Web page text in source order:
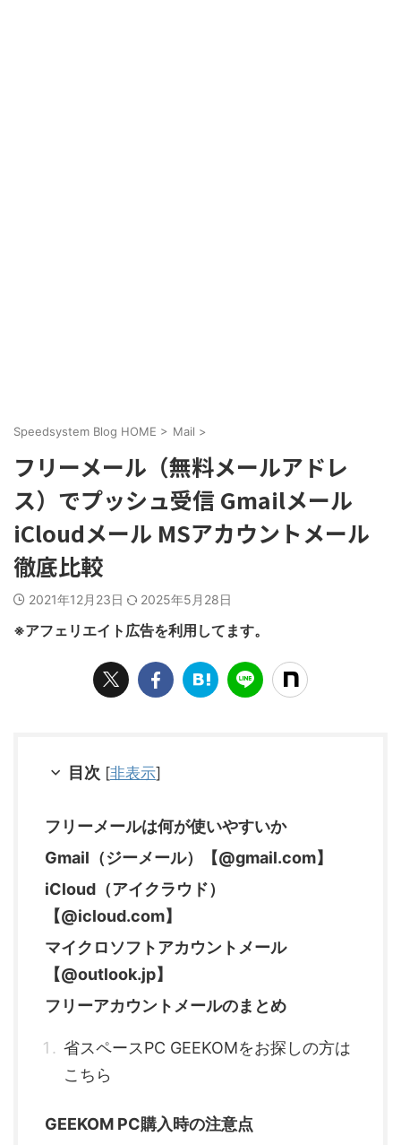
Speedsystem Blog HOME > Mail >
フリーメール（無料メールアドレ
ス）でプッシュ受信 Gmailメール
iCloudメール MSアカウントメール
徹底比較
2021年12月23日 2025年5月28日
※アフェリエイト広告を利用してます。
目次 [非表示]
フリーメールは何が使いやすいか
Gmail（ジーメール）【@gmail.com】
iCloud（アイクラウド）
【@icloud.com】
マイクロソフトアカウントメール
【@outlook.jp】
フリーアカウントメールのまとめ
省スペースPC GEEKOMをお探しの方は
こちら
GEEKOM PC購入時の注意点